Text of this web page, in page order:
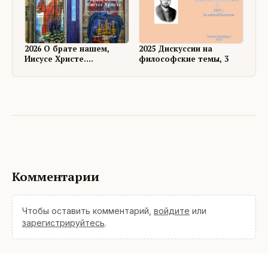
2026 О брате нашем,
Иисусе Христе.
дискуссии
2025 Дискуссии на
философские темы, 3
Комментарии
Чтобы оставить комментарий, войдите или
зарегистрируйтесь.